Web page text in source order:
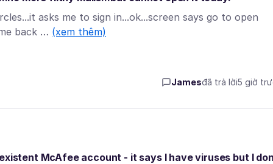
asks me to sign in...ok...screen says go to open
back … (xem thêm)
Jamesđã trả lời5 giờ
McAfee account - it says I have viruses but I